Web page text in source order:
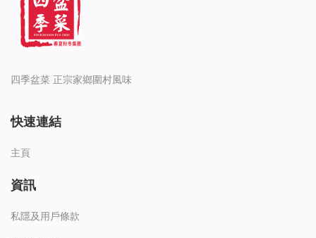
四季盆菜 正宗家鄉圍村風味
快速連結
主頁
資訊
私隱及用戶條款